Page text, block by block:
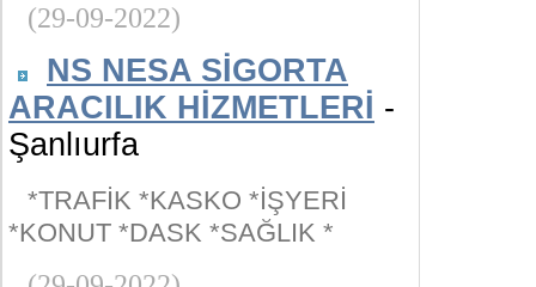
(29-09-2022)
NS NESA SİGORTA
ARACILIK HİZMETLERİ -
Şanlıurfa
*TRAFİK *KASKO *İŞYERİ
*KONUT *DASK *SAĞLIK *